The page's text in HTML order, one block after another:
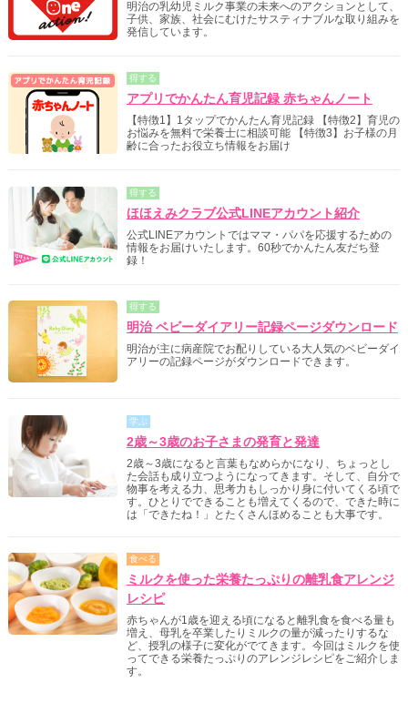
明治の乳幼児ミルク事業の未来へのアクションとして、
子供、家族、社会にむけたサスティナブルな取り組みを
発信しています。
得する
アプリでかんたん育児記録 赤ちゃんノート
【特徴1】1タップでかんたん育児記録 【特徴2】育児の
お悩みを無料で栄養士に相談可能 【特徴3】お子様の月
齢に合ったお役立ち情報をお届け
得する
ほほえみクラブ公式LINEアカウント紹介
公式LINEアカウントではママ・パパを応援するための
情報をお届けいたします。60秒でかんたん友だち登
録！
得する
明治 ベビーダイアリー記録ページダウンロード
明治が主に病産院でお配りしている大人気のベビーダイ
アリーの記録ページがダウンロードできます。
学ぶ
2歳～3歳のお子さまの発育と発達
2歳～3歳になると言葉もなめらかになり、ちょっとし
た会話も成り立つようになってきます。そして、自分で
物事を考える力、思考力もしっかり身に付いてくる頃で
す。ひとりでできることも増えてくるので、できた時に
は「できたね！」とたくさんほめることも大事です。
食べる
ミルクを使った栄養たっぷりの離乳食アレンジ
レシピ
赤ちゃんが1歳を迎える頃になると離乳食を食べる量も
増え、母乳を卒業したりミルクの量が減ったりするな
ど、授乳の様子に変化がでてきます。今回はミルクを使
ってできる栄養たっぷりのアレンジレシピをご紹介しま
す。